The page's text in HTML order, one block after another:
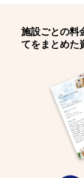
イリーゼに
有料老人
イリーゼ
一日の流れ
入居までの流
よくある質問
お役立ち記事
知っておきた
施設ごとの料
てをまとめた